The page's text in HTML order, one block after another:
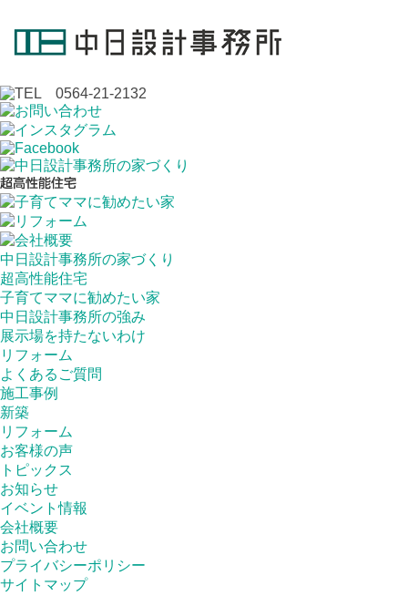
中日設計事務所の家づくり
超高性能住宅
子育てママに勧めたい家
中日設計事務所の強み
展示場を持たないわけ
リフォーム
よくあるご質問
施工事例
新築
リフォーム
お客様の声
トピックス
お知らせ
イベント情報
会社概要
お問い合わせ
プライバシーポリシー
サイトマップ